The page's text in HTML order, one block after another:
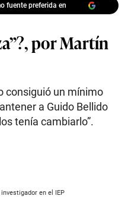
fuente preferida en
por Martín
consiguió un mínimo
a Guido Bellido
tenía cambiarlo”.
en el IEP